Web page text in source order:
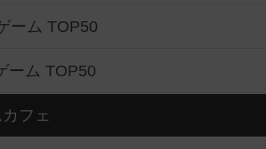
ーム TOP50
ーム TOP50
フェ